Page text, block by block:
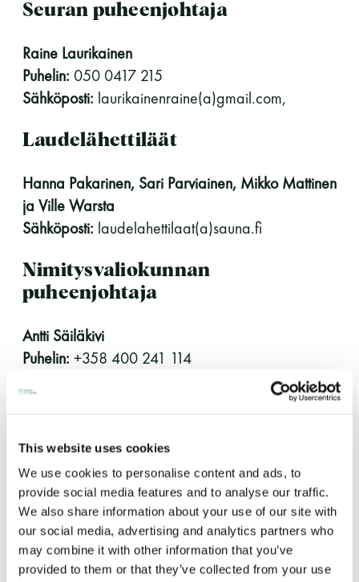
This website uses cookies
We use cookies to personalise content and ads, to
provide social media features and to analyse our traffic.
We also share information about your use of our site with
our social media, advertising and analytics partners who
may combine it with other information that you’ve
provided to them or that they’ve collected from your use
Saunaseuran tarkoitus
Suomen Saunaseura vaalii perinteisiä, kohteliaita
saunomistapoja, joiden perustana on toisten
saunarauhan kunnioittaminen. Seura vaalii
saunaa ja edistämään sitä koskevaa tutkimusta.
Seuran puheenjohtaja
Raine Laurikainen
Puhelin: 050 0417 215
Sähköposti: laurikainenraine(a)gmail.com,
Laudelähettiläät
Hanna Pakarinen, Sari Parviainen, Mikko Mattinen
ja Ville Warsta
Sähköposti: laudelahettilaat(a)sauna.fi
Nimitysvaliokunnan
puheenjohtaja
Antti Säiläkivi
Puhelin: +358 400 241 114
(at) @-merkillä!
Hierojien ja